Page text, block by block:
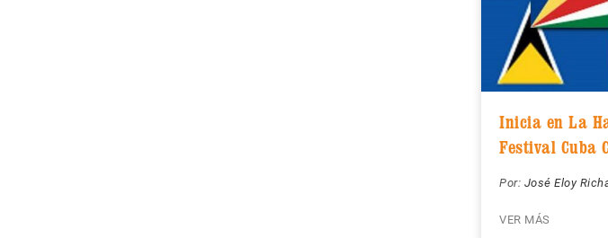
Inicia en La
Festival Cuba
Por: José Eloy
VER MÁS